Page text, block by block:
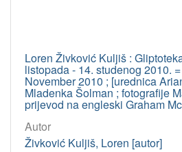
Loren Živković Kuljiš :
listopada - 14. studenog 2010.
November 2010 ; [urednica
Mladenka Šolman ; fotografije
prijevod na engleski Graham
Autor
Živković Kuljiš, Loren [autor]